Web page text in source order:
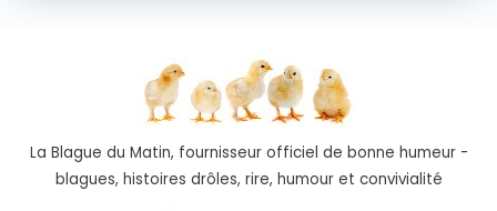
La Blague du Matin, fournisseur officiel de bonne humeur -
blagues, histoires drôles, rire, humour et convivialité